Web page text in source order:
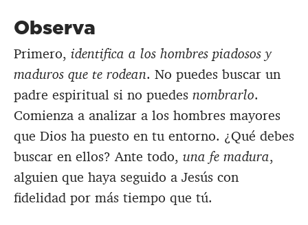
Observa
Primero, identifica a los hombres piadosos y
maduros que te rodean. No puedes buscar un
padre espiritual si no puedes nombrarlo.
Comienza a analizar a los hombres mayores
que Dios ha puesto en tu entorno. ¿Qué debes
buscar en ellos? Ante todo, una fe madura,
alguien que haya seguido a Jesús con
fidelidad por más tiempo que tú.